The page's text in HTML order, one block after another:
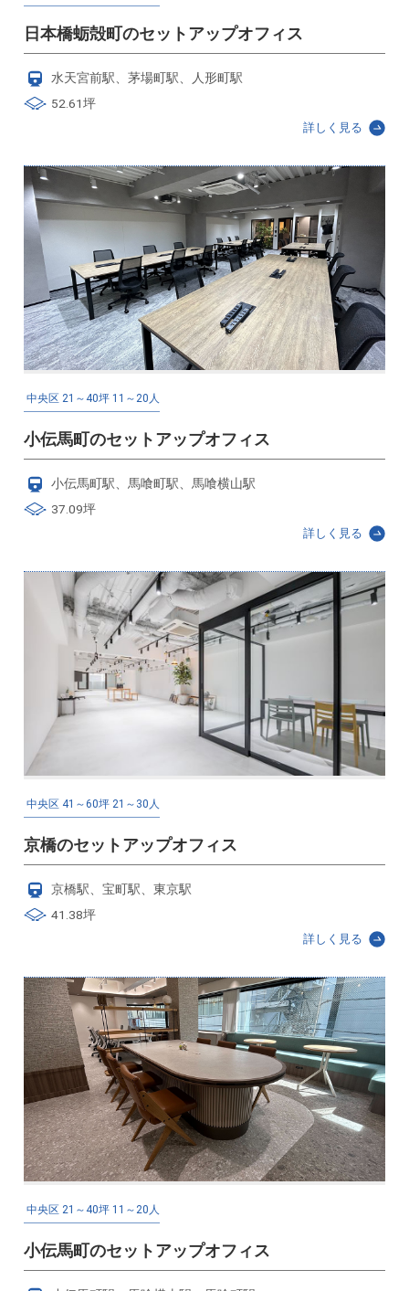
日本橋蛎殻町のセットアップオフィス
水天宮前駅、茅場町駅、人形町駅
52.61坪
詳しく見る
中央区 21～40坪 11～20人
小伝馬町のセットアップオフィス
小伝馬町駅、馬喰町駅、馬喰横山駅
37.09坪
詳しく見る
中央区 41～60坪 21～30人
京橋のセットアップオフィス
京橋駅、宝町駅、東京駅
41.38坪
詳しく見る
中央区 21～40坪 11～20人
小伝馬町のセットアップオフィス